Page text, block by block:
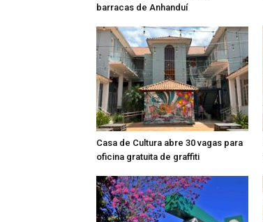
barracas de Anhanduí
Casa de Cultura abre 30 vagas para
oficina gratuita de graffiti